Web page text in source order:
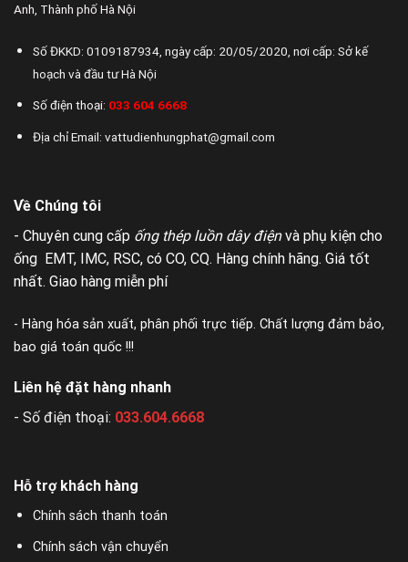
Anh, Thành phố Hà Nội
Số ĐKKD: 0109187934, ngày cấp: 20/05/2020, nơi cấp: Sở kế
hoạch và đầu tư Hà Nội
Số điện thoại: 033 604 6668
Địa chỉ Email: vattudienhungphat@gmail.com
Về Chúng tôi
- Chuyên cung cấp ống thép luồn dây điệnvà phụ kiện cho
ống EMT, IMC, RSC, có CO, CQ. Hàng chính hãng. Giá tốt
nhất. Giao hàng miễn phí
- Hàng hóa sản xuất, phân phối trực tiếp. Chất lượng đảm bảo,
bao giá toán quốc !!!
Liên hệ đặt hàng nhanh
- Số điện thoại: 033.604.6668
Hỗ trợ khách hàng
Chính sách thanh toán
Chính sách vận chuyển